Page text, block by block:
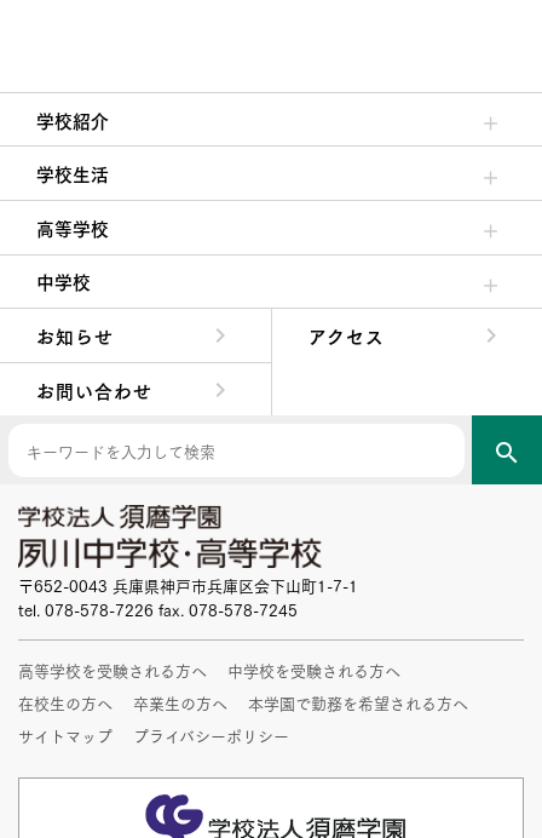
学校紹介
理事長/学園長メッセージ
安心して任せられる学校
沿革
施設・設備
大学合格実績
学校生活
クラブ活動・生徒会活動
夙川ブログ
制服紹介
夙川カレンダー
高等学校
高校校長からの挨拶
高校の教育方針／特色
特進コース／進学コース
年間行事
先輩たちの声・生徒たちの声
中学校
中学校長からの挨拶
中学校の教育方針／特色
Aコース／Bコース
年間行事
先輩たちの声・生徒たちの声
お知らせ
アクセス
お問い合わせ
search
〒652-0043 兵庫県神戸市兵庫区会下山町1-7-1
tel. 078-578-7226 fax. 078-578-7245
高等学校を受験される方へ
中学校を受験される方へ
在校生の方へ
卒業生の方へ
本学園で勤務を希望される方へ
サイトマップ
プライバシーポリシー